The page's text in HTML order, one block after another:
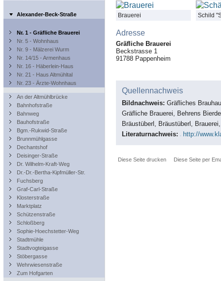
Alexander-Beck-Straße
Nr. 1 - Gräfliche Brauerei
Nr. 5 - Wohnhaus
Nr. 9 - Mälzerei Wurm
Nr. 14/15 - Armenhaus
Nr. 16 - Häberlein-Haus
Nr. 21 - Haus Altmühltal
Nr. 23 - Ärzte-Wohnhaus
An der Altmühlbrücke
Bahnhofstraße
Bahnweg
Bauhofstraße
Bgm.-Rukwid-Straße
Brunnmühlgasse
Dechantshof
Deisinger-Straße
Dr. Wilhelm-Kraft-Weg
Dr.-Dr.-Bertha-Kipfmüller-Str.
Fuchsberg
Graf-Carl-Straße
Klosterstraße
Marktplatz
Schützenstraße
Schloßberg
Sophie-Hoechstetter-Weg
Stadtmühle
Stadtvogteigasse
Stöbergasse
Wehrwiesenstraße
Zum Hofgarten
Brauerei Schild
Adresse
Gräfliche Brauerei
Beckstrasse 1
91788 Pappenheim
Quellennachweis
Bildnachweis: Gräfliches
Gräfliche Brauerei, Behrens
Bräustüberl, Bräustüberl,
Literaturnachweis:
http://
Diese Seite drucken Diese Seite per